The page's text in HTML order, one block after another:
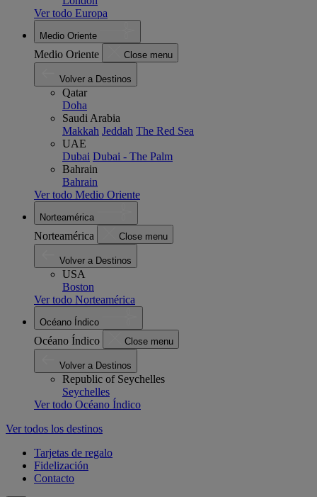
Ver todo Europa
Medio Oriente
Medio Oriente Close menu
Volver a Destinos
Qatar
Doha
Saudi Arabia
Makkah Jeddah The Red Sea
UAE
Dubai Dubai - The Palm
Bahrain
Bahrain
Ver todo Medio Oriente
Norteamérica
Norteamérica Close menu
Volver a Destinos
USA
Boston
Ver todo Norteamérica
Océano Índico
Océano Índico Close menu
Volver a Destinos
Republic of Seychelles
Seychelles
Ver todo Océano Índico
Ver todos los destinos
Tarjetas de regalo
Fidelización
Contacto